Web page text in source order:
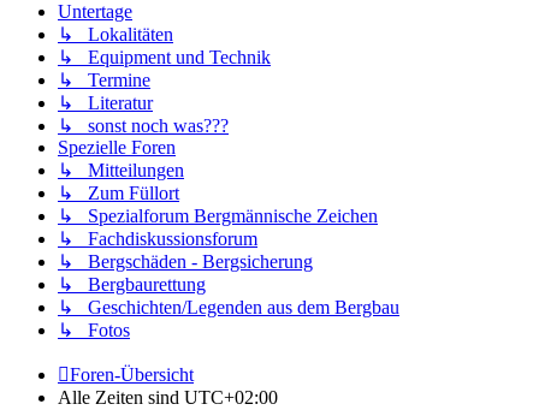
Untertage
↳ Lokalitäten
↳ Equipment und Technik
↳ Termine
↳ Literatur
↳ sonst noch was???
Spezielle Foren
↳ Mitteilungen
↳ Zum Füllort
↳ Spezialforum Bergmännische Zeichen
↳ Fachdiskussionsforum
↳ Bergschäden - Bergsicherung
↳ Bergbaurettung
↳ Geschichten/Legenden aus dem Bergbau
↳ Fotos
Foren-Übersicht
Alle Zeiten sind UTC+02:00